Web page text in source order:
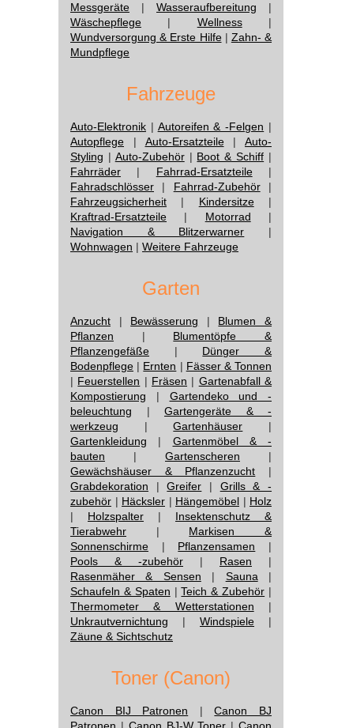
Messgeräte | Wasseraufbereitung |
Wäschepflege | Wellness|
Wundversorgung & Erste Hilfe| Zahn- &
Mundpflege
Fahrzeuge
Auto-Elektronik | Autoreifen & -Felgen |
Autopflege | Auto-Ersatzteile| Auto-
Styling | Auto-Zubehör| Boot & Schiff |
Fahrräder | Fahrrad-Ersatzteile|
Fahradschlösser | Fahrrad-Zubehör|
Fahrzeugsicherheit | Kindersitze|
Kraftrad-Ersatzteile | Motorrad |
Navigation & Blitzerwarner |
Wohnwagen | Weitere Fahrzeuge
Garten
Anzucht | Bewässerung | Blumen &
Pflanzen | Blumentöpfe &
Pflanzengefäße | Dünger &
Bodenpflege | Ernten | Fässer & Tonnen
| Feuerstellen | Fräsen | Gartenabfall &
Kompostierung | Gartendeko und -
beleuchtung | Gartengeräte & -
werkzeug |Gartenhäuser |
Gartenkleidung | Gartenmöbel & -
bauten | Gartenscheren |
Gewächshäuser & Pflanzenzucht |
Grabdekoration |Greifer | Grills & -
zubehör | Häcksler | Hängemöbel | Holz
| Holzspalter | Insektenschutz &
Tierabwehr | Markisen &
Sonnenschirme | Pflanzensamen |
Pools & -zubehör | Rasen |
Rasenmäher & Sensen | Sauna |
Schaufeln & Spaten |Teich & Zubehör |
Thermometer & Wetterstationen |
Unkrautvernichtung | Windspiele |
Zäune & Sichtschutz
Toner (Canon)
Canon BIJ Patronen |Canon BJ